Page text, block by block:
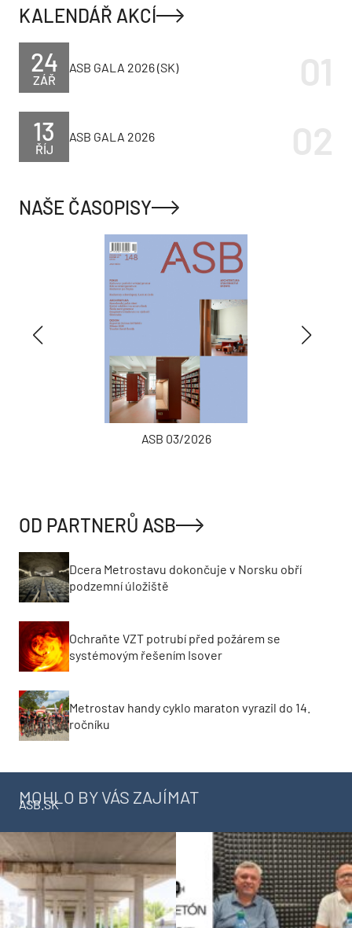
KALENDÁŘ AKCÍ
ZÁŘ
24 ASB GALA 2026 (SK)
ŘÍJ
13 ASB GALA 2026
NAŠE ČASOPISY
ASB 03/2026
OD PARTNERŮ ASB
Dcera Metrostavu dokončuje v Norsku obří
podzemní úložiště
Ochraňte VZT potrubí před požárem se
systémovým řešením Isover
Metrostav handy cyklo maraton vyrazil do 14.
ročníku
MOHLO BY VÁS ZAJÍMAT
ASB.SK